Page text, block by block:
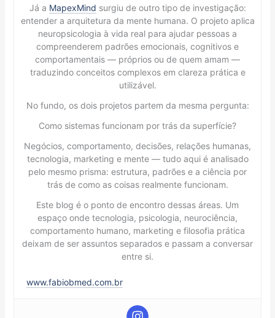
Já a MapexMind surgiu de outro tipo de investigação:
entender a arquitetura da mente humana. O projeto aplica
neuropsicologia à vida real para ajudar pessoas a
compreenderem padrões emocionais, cognitivos e
comportamentais — próprios ou de quem amam —
traduzindo conceitos complexos em clareza prática e
utilizável.
No fundo, os dois projetos partem da mesma pergunta:
Como sistemas funcionam por trás da superfície?
Negócios, comportamento, decisões, relações humanas,
tecnologia, marketing e mente — tudo aqui é analisado
pelo mesmo prisma: estrutura, padrões e a ciência por
trás de como as coisas realmente funcionam.
Este blog é o ponto de encontro dessas áreas. Um
espaço onde tecnologia, psicologia, neurociência,
comportamento humano, marketing e filosofia prática
deixam de ser assuntos separados e passam a conversar
entre si.
www.fabiobmed.com.br